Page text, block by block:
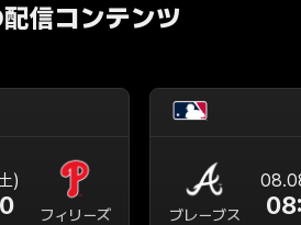
信コンテンツ
)
フィリーズ ブレーブス